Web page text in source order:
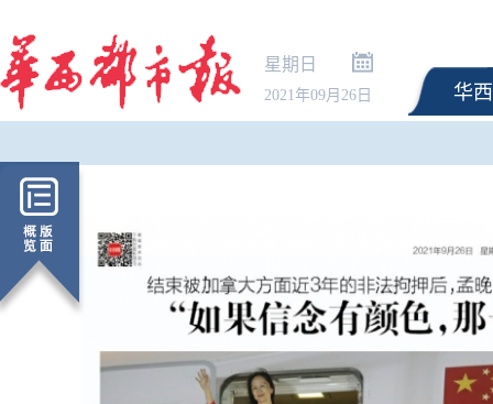
星期日
2021年09月26日 华
远洋台风“白海豚”为何
看清这四个问题｜对话
员